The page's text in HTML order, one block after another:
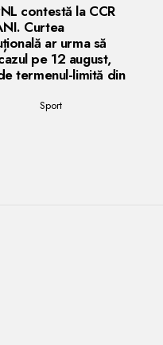
contestă la CCR
Curtea
ar urma să
pe 12 august,
termenul-limită din
Sport